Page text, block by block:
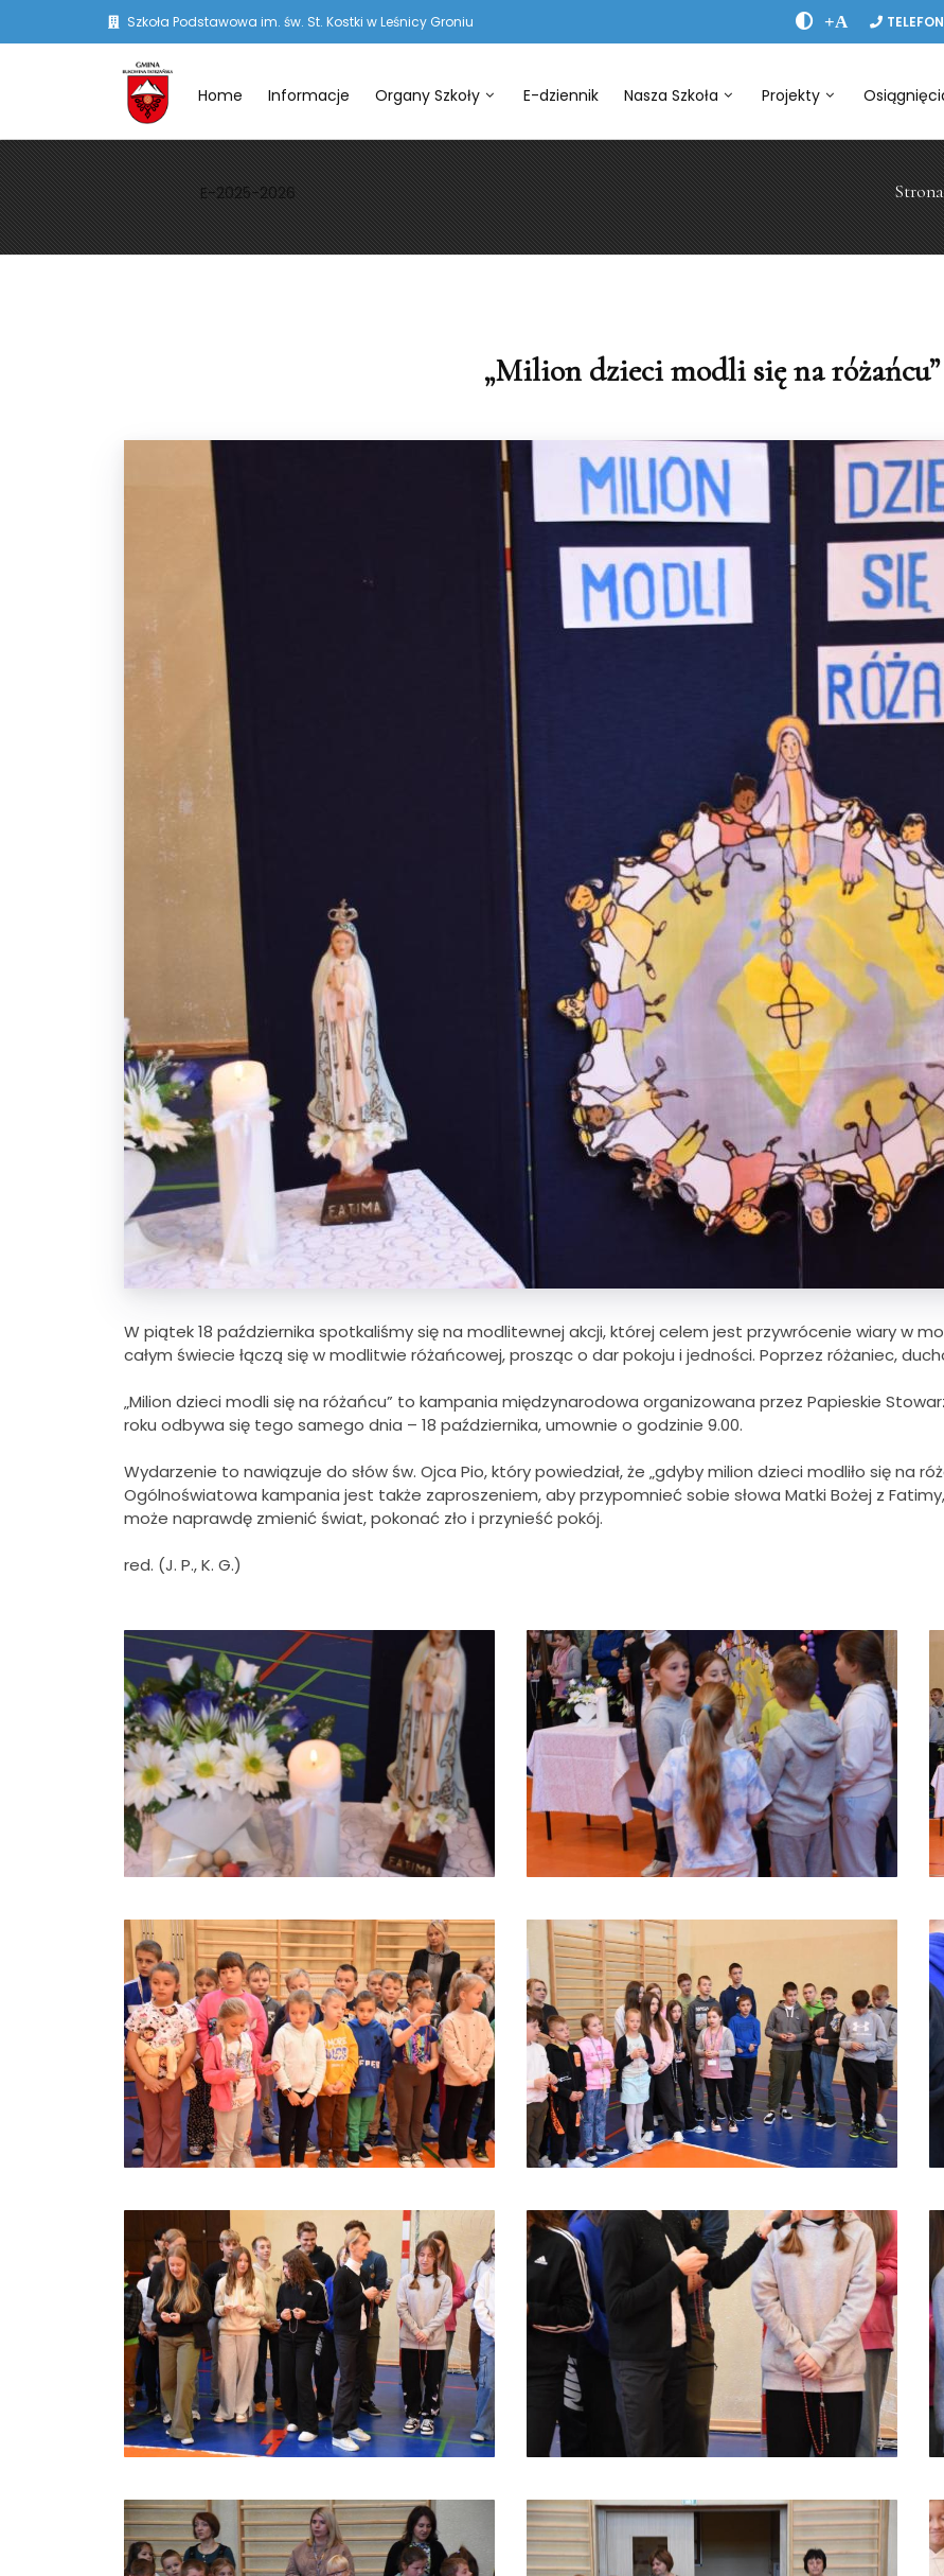
Szkoła Podstawowa im. św. St. Kostki w Leśnicy Groniu +A
Home Informacje Organy Szkoły E-dziennik Nasza Szkoła Projekty
E-2025-2026
„Milion dzieci modli się na różańcu”
W piątek 18 października spotkaliśmy się na modlitewnej akcji, której celem jest przywrócenie wiary w
całym świecie łączą się w modlitwie różańcowej, prosząc o dar pokoju i jedności. Poprzez różaniec,
„Milion dzieci modli się na różańcu” to kampania międzynarodowa organizowana przez Papieskie
roku odbywa się tego samego dnia – 18 października, umownie o godzinie 9.00.
Wydarzenie to nawiązuje do słów św. Ojca Pio, który powiedział, że „gdyby milion dzieci modliło się na
Ogólnoświatowa kampania jest także zaproszeniem, aby przypomnieć sobie słowa Matki Bożej z
może naprawdę zmienić świat, pokonać zło i przynieść pokój.
red. (J. P., K. G.)